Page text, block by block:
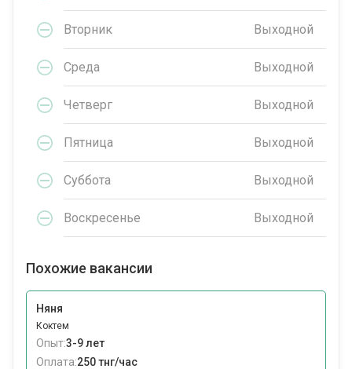
Вторник Выходной
Среда Выходной
Четверг Выходной
Пятница Выходной
Суббота Выходной
Воскресенье Выходной
Похожие вакансии
Няня
Коктем
Опыт:3-9 лет
Оплата:250 тнг/час